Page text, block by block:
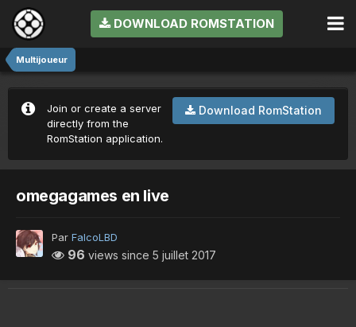
DOWNLOAD ROMSTATION
Multijoueur
Download RomStation
Join or create a server
directly from the
RomStation application.
omegagames en live
Par FalcoLBD
96 views since 5 juillet 2017